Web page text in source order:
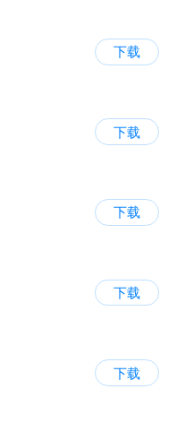
下载
下载
下载
下载
下载